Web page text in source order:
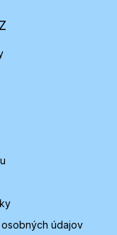
údajov